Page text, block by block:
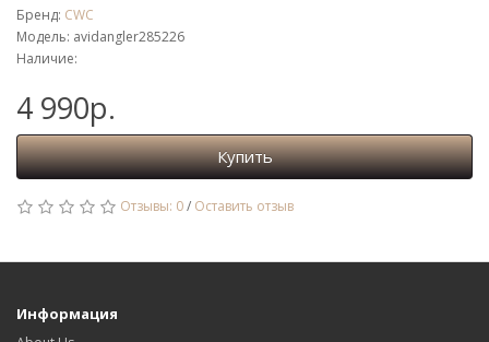
Бренд: CWC
Модель: avidangler285226
Наличие:
4 990р.
Купить
Отзывы: 0/ Оставить отзыв
Информация